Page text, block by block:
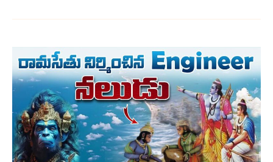
రోజుల్లో
100
యోజనాల
రామసేతు
ఎలా